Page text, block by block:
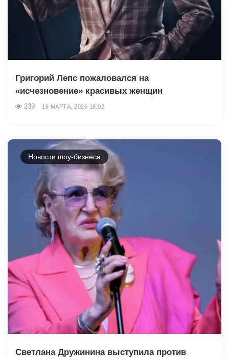
Григорий Лепс пожаловался на
«исчезновение» красивых женщин
239 16 МАРТА, 2026 18:02
Новости шоу-бизнеса
Светлана Дружинина выступила против